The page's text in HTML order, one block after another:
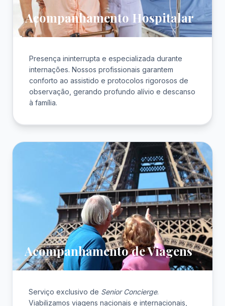
Acompanhamento Hospitalar
Presença ininterrupta e especializada durante
internações. Nossos profissionais garantem
conforto ao assistido e protocolos rigorosos de
observação, gerando profundo alívio e descanso
à família.
Acompanhamento de Viagens
Serviço exclusivo de Senior Concierge.
Viabilizamos viagens nacionais e internacionais,